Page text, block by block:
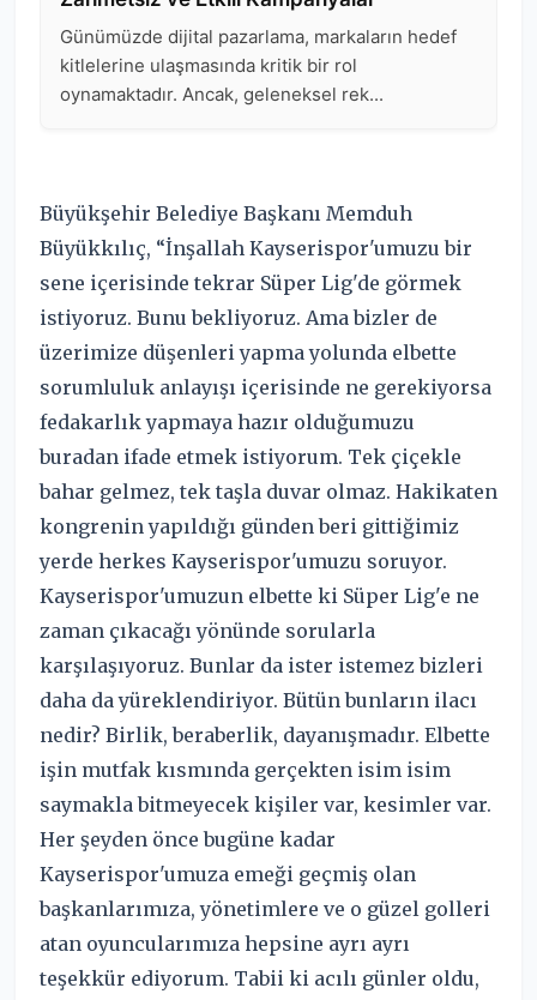
Büyükşehir Belediye Başkanı Memduh
Büyükkılıç, “İnşallah Kayserispor'umuzu bir
sene içerisinde tekrar Süper Lig'de görmek
istiyoruz. Bunu bekliyoruz. Ama bizler de
üzerimize düşenleri yapma yolunda elbette
sorumluluk anlayışı içerisinde ne gerekiyorsa
fedakarlık yapmaya hazır olduğumuzu
buradan ifade etmek istiyorum. Tek çiçekle
bahar gelmez, tek taşla duvar olmaz. Hakikaten
kongrenin yapıldığı günden beri gittiğimiz
yerde herkes Kayserispor'umuzu soruyor.
Kayserispor'umuzun elbette ki Süper Lig'e ne
zaman çıkacağı yönünde sorularla
karşılaşıyoruz. Bunlar da ister istemez bizleri
daha da yüreklendiriyor. Bütün bunların ilacı
nedir? Birlik, beraberlik, dayanışmadır. Elbette
işin mutfak kısmında gerçekten isim isim
saymakla bitmeyecek kişiler var, kesimler var.
Her şeyden önce bugüne kadar
Kayserispor'umuza emeği geçmiş olan
başkanlarımıza, yönetimlere ve o güzel golleri
atan oyuncularımıza hepsine ayrı ayrı
teşekkür ediyorum. Tabii ki acılı günler oldu,